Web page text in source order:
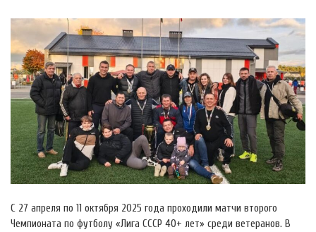
С 27 апреля по 11 октября 2025 года проходили матчи второго
Чемпионата по футболу «Лига СССР 40+ лет» среди ветеранов. В